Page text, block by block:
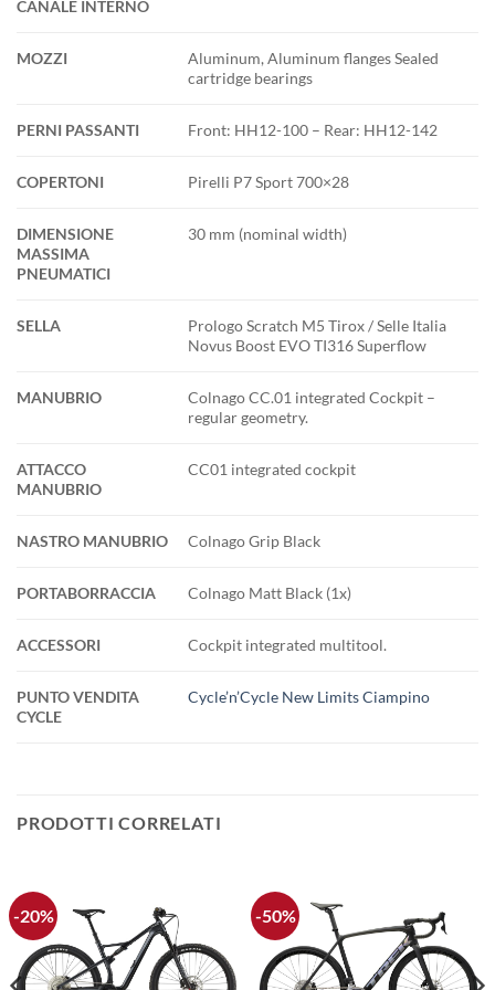
CANALE INTERNO
MOZZI
Aluminum, Aluminum flanges Sealed
cartridge bearings
PERNI PASSANTI Front: HH12-100 – Rear: HH12-142
COPERTONI Pirelli P7 Sport 700×28
DIMENSIONE
MASSIMA
PNEUMATICI
30 mm (nominal width)
SELLA
Prologo Scratch M5 Tirox / Selle Italia
Novus Boost EVO TI316 Superflow
MANUBRIO
Colnago CC.01 integrated Cockpit –
regular geometry.
ATTACCO
MANUBRIO
CC01 integrated cockpit
NASTRO MANUBRIO Colnago Grip Black
PORTABORRACCIA Colnago Matt Black (1x)
ACCESSORI Cockpit integrated multitool.
PUNTO VENDITA
CYCLE
Cycle’n’Cycle New Limits Ciampino
PRODOTTI CORRELATI
-20% -50%